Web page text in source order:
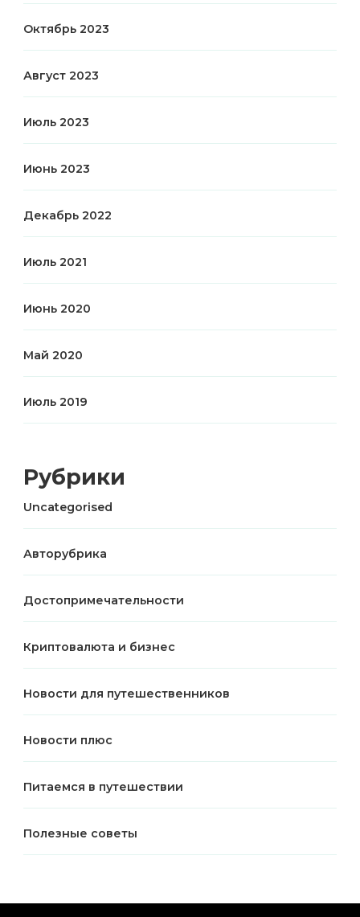
Октябрь 2023
Август 2023
Июль 2023
Июнь 2023
Декабрь 2022
Июль 2021
Июнь 2020
Май 2020
Июль 2019
Рубрики
Uncategorised
Авторубрика
Достопримечательности
Криптовалюта и бизнес
Новости для путешественников
Новости плюс
Питаемся в путешествии
Полезные советы